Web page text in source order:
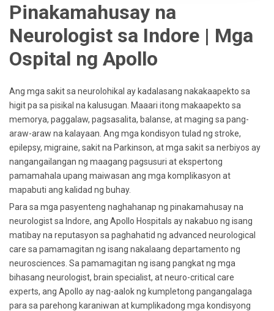
Pinakamahusay na
Neurologist sa Indore | Mga
Ospital ng Apollo
Ang mga sakit sa neurolohikal ay kadalasang nakakaapekto sa
higit pa sa pisikal na kalusugan. Maaari itong makaapekto sa
memorya, paggalaw, pagsasalita, balanse, at maging sa pang-
araw-araw na kalayaan. Ang mga kondisyon tulad ng stroke,
epilepsy, migraine, sakit na Parkinson, at mga sakit sa nerbiyos ay
nangangailangan ng maagang pagsusuri at ekspertong
pamamahala upang maiwasan ang mga komplikasyon at
mapabuti ang kalidad ng buhay.
Para sa mga pasyenteng naghahanap ng pinakamahusay na
neurologist sa Indore, ang Apollo Hospitals ay nakabuo ng isang
matibay na reputasyon sa paghahatid ng advanced neurological
care sa pamamagitan ng isang nakalaang departamento ng
neurosciences. Sa pamamagitan ng isang pangkat ng mga
bihasang neurologist, brain specialist, at neuro-critical care
experts, ang Apollo ay nag-aalok ng kumpletong pangangalaga
para sa parehong karaniwan at kumplikadong mga kondisyong